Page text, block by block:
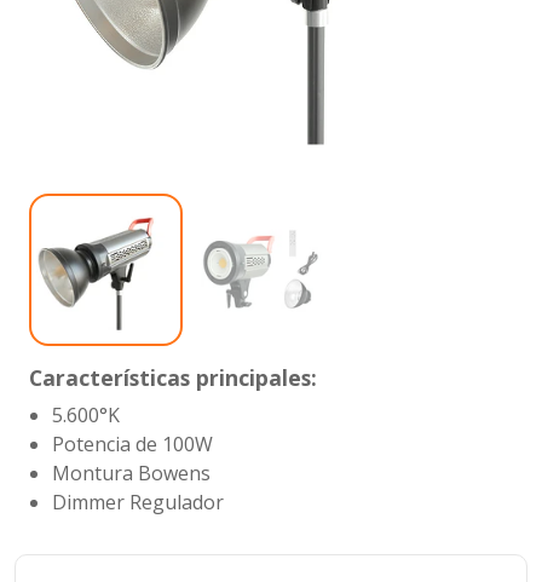
Características principales:
5.600°K
Potencia de 100W
Montura Bowens
Dimmer Regulador